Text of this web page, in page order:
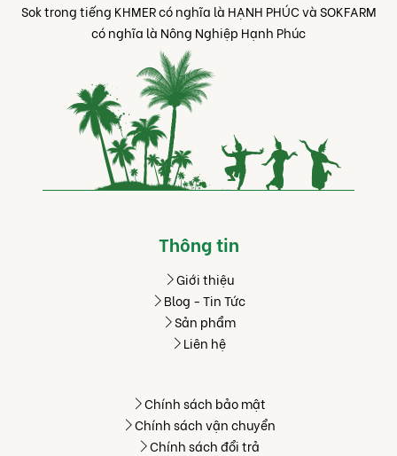
Sok trong tiếng KHMER có nghĩa là HẠNH PHÚC và SOKFARM
có nghĩa là Nông Nghiệp Hạnh Phúc
Thông tin
Giới thiệu
Blog - Tin Tức
Sản phẩm
Liên hệ
Chính sách bảo mật
Chính sách vận chuyển
Chính sách đổi trả